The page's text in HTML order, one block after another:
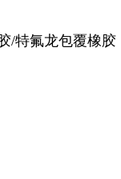
/特氟龙包覆橡胶